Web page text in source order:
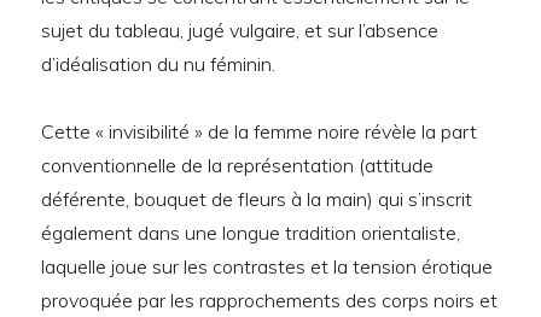
sujet du tableau, jugé vulgaire, et sur l’absence
d’idéalisation du nu féminin.
Cette « invisibilité » de la femme noire révèle la part
conventionnelle de la représentation (attitude
déférente, bouquet de fleurs à la main) qui s’inscrit
également dans une longue tradition orientaliste,
laquelle joue sur les contrastes et la tension érotique
provoquée par les rapprochements des corps noirs et